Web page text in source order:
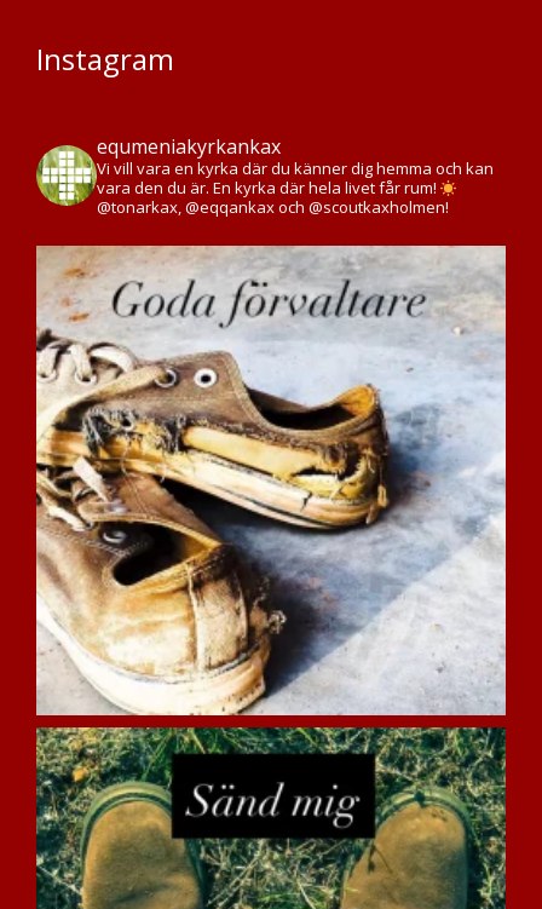
Instagram
equmeniakyrkankax
Vi vill vara en kyrka där du känner dig hemma och kan
vara den du är. En kyrka där hela livet får rum!
@tonarkax, @eqqankax och @scoutkaxholmen!